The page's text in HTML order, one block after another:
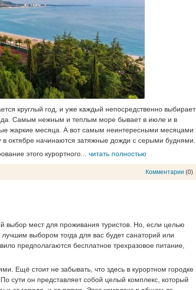
круглый год, и уже каждый непосредственно выбирает
Самым нежным и теплым море бывает в июле и в
жаркие месяца. А вот самым неинтересными месяцами
октябре начинаются затяжные дожди с серыми буднями.
этого курортного... читать полностью
Комментарии (0)
выбор мест для проживания туристов. Но, если целью
выбором тогда для вас будет санаторий или
предполагаются бесплатное трехразовое питание,
Ещё стоит не забывать, что здесь в курортном городке
сути он представляет собой целый комплекс, который